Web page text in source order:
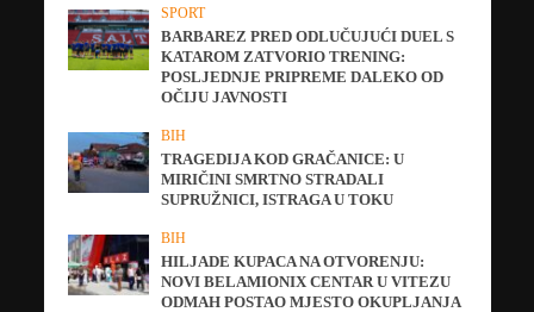
SPORT
BARBAREZ PRED ODLUČUJUĆI DUEL S
KATAROM ZATVORIO TRENING:
POSLJEDNJE PRIPREME DALEKO OD
OČIJU JAVNOSTI
BIH
TRAGEDIJA KOD GRAČANICE: U
MIRIČINI SMRTNO STRADALI
SUPRUŽNICI, ISTRAGA U TOKU
BIH
HILJADE KUPACA NA OTVORENJU:
NOVI BELAMIONIX CENTAR U VITEZU
ODMAH POSTAO MJESTO OKUPLJANJA